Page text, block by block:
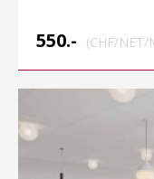
550.- (CHF/NET/